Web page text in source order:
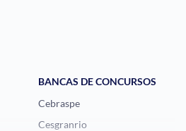
BANCAS DE CONCURSOS
Cebraspe
Cesgranrio